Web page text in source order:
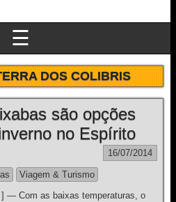
☰
DOS COLIBRIS
são opções
no Espírito
16/07/2014
Viagem & Turismo
— Com as baixas temperaturas, o